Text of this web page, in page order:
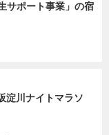
サポート事業」の宿
淀川ナイトマラソ